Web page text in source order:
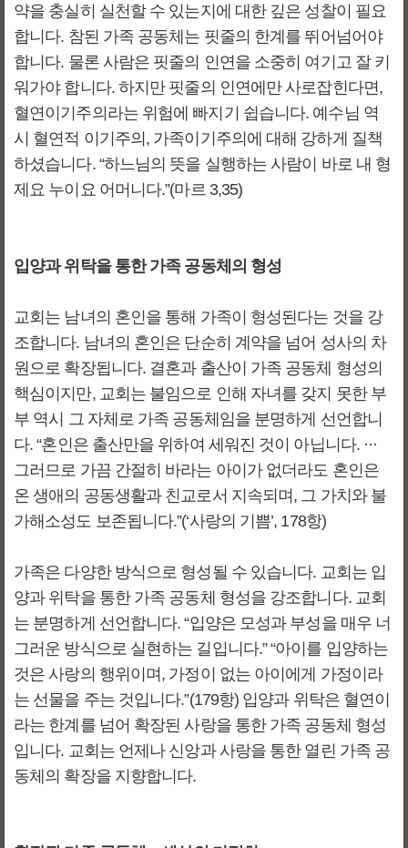
약을 충실히 실천할 수 있는지에 대한 깊은 성찰이 필요
합니다. 참된 가족 공동체는 핏줄의 한계를 뛰어넘어야
합니다. 물론 사람은 핏줄의 인연을 소중히 여기고 잘 키
워가야 합니다. 하지만 핏줄의 인연에만 사로잡힌다면,
혈연이기주의라는 위험에 빠지기 쉽습니다. 예수님 역
시 혈연적 이기주의, 가족이기주의에 대해 강하게 질책
하셨습니다. “하느님의 뜻을 실행하는 사람이 바로 내 형
제요 누이요 어머니다.”(마르 3,35)
입양과 위탁을 통한 가족 공동체의 형성
교회는 남녀의 혼인을 통해 가족이 형성된다는 것을 강
조합니다. 남녀의 혼인은 단순히 계약을 넘어 성사의 차
원으로 확장됩니다. 결혼과 출산이 가족 공동체 형성의
핵심이지만, 교회는 불임으로 인해 자녀를 갖지 못한 부
부 역시 그 자체로 가족 공동체임을 분명하게 선언합니
다. “혼인은 출산만을 위하여 세워진 것이 아닙니다. ···
그러므로 가끔 간절히 바라는 아이가 없더라도 혼인은
온 생애의 공동생활과 친교로서 지속되며, 그 가치와 불
가해소성도 보존됩니다.”(‘사랑의 기쁨’, 178항)
가족은 다양한 방식으로 형성될 수 있습니다. 교회는 입
양과 위탁을 통한 가족 공동체 형성을 강조합니다. 교회
는 분명하게 선언합니다. “입양은 모성과 부성을 매우 너
그러운 방식으로 실현하는 길입니다.” “아이를 입양하는
것은 사랑의 행위이며, 가정이 없는 아이에게 가정이라
는 선물을 주는 것입니다.”(179항) 입양과 위탁은 혈연이
라는 한계를 넘어 확장된 사랑을 통한 가족 공동체 형성
입니다. 교회는 언제나 신앙과 사랑을 통한 열린 가족 공
동체의 확장을 지향합니다.